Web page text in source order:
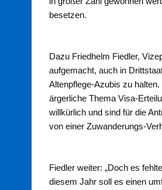
besetzen.
Dazu Friedhelm Fiedler,
aufgemacht, auch in
Altenpflege-Azubis zu
ärgerliche Thema Visa-
willkürlich und sind für die
von einer Zuwanderungs-
Fiedler weiter: „Doch es
diesem Jahr soll es einen